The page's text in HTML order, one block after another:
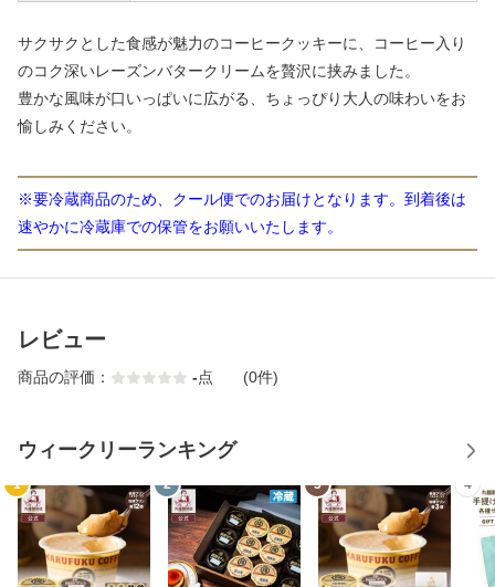
サクサクとした食感が魅力のコーヒークッキーに、コーヒー入り
のコク深いレーズンバタークリームを贅沢に挟みました。
豊かな風味が口いっぱいに広がる、ちょっぴり大人の味わいをお
愉しみください。
※要冷蔵商品のため、クール便でのお届けとなります。到着後は
速やかに冷蔵庫での保管をお願いいたします。
レビュー
商品の評価： -点 (0件)
ウィークリーランキング
1 2 3 4